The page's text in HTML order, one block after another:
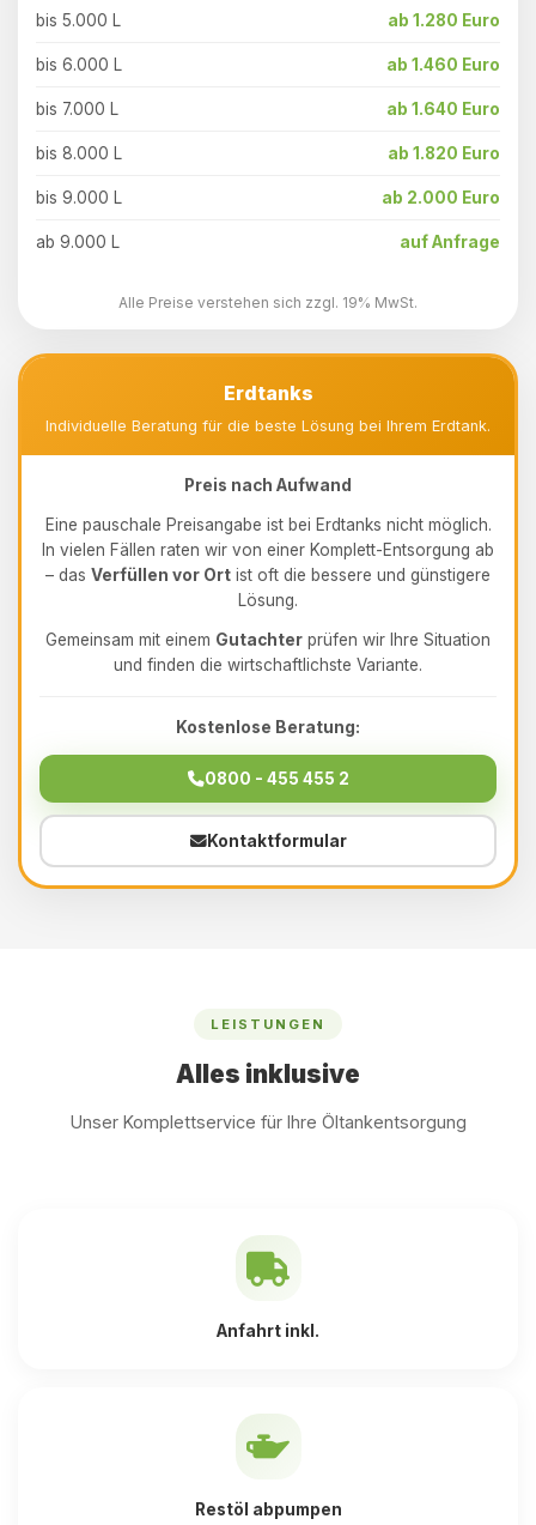
bis 5.000 L ab 1.280 Euro
bis 6.000 L ab 1.460 Euro
bis 7.000 L ab 1.640 Euro
bis 8.000 L ab 1.820 Euro
bis 9.000 L ab 2.000 Euro
ab 9.000 L auf Anfrage
Alle Preise verstehen sich zzgl. 19% MwSt.
Erdtanks
Individuelle Beratung für die beste Lösung bei Ihrem Erdtank.
Preis nach Aufwand
Eine pauschale Preisangabe ist bei Erdtanks nicht möglich.
In vielen Fällen raten wir von einer Komplett-Entsorgung ab
– das Verfüllen vor Ort ist oft die bessere und günstigere
Lösung.
Gemeinsam mit einem Gutachter prüfen wir Ihre Situation
und finden die wirtschaftlichste Variante.
Kostenlose Beratung:
0800 - 455 455 2
Kontaktformular
LEISTUNGEN
Alles inklusive
Unser Komplettservice für Ihre Öltankentsorgung
Anfahrt inkl.
Restöl abpumpen